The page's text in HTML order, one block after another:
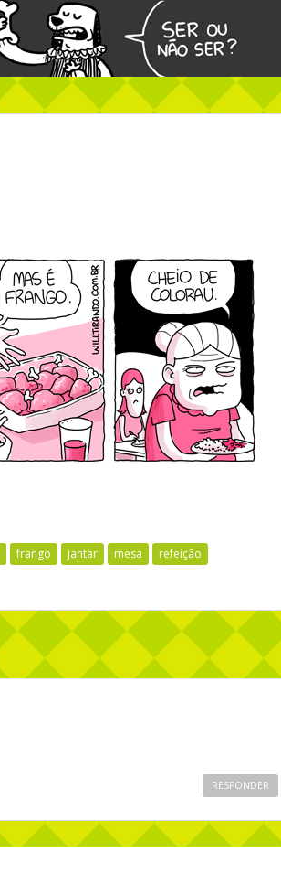
frango jantar mesa refeição
RESPONDER